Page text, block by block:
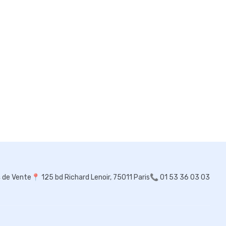
de Vente 📍 125 bd Richard Lenoir, 75011 Paris📞 01 53 36 03 03